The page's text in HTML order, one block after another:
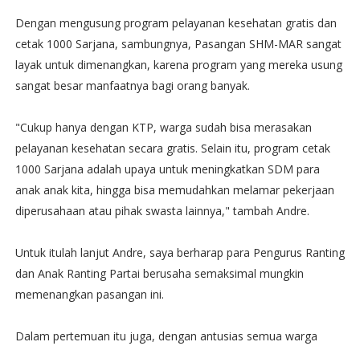
Dengan mengusung program pelayanan kesehatan gratis dan
cetak 1000 Sarjana, sambungnya, Pasangan SHM-MAR sangat
layak untuk dimenangkan, karena program yang mereka usung
sangat besar manfaatnya bagi orang banyak.
"Cukup hanya dengan KTP, warga sudah bisa merasakan
pelayanan kesehatan secara gratis. Selain itu, program cetak
1000 Sarjana adalah upaya untuk meningkatkan SDM para
anak anak kita, hingga bisa memudahkan melamar pekerjaan
diperusahaan atau pihak swasta lainnya," tambah Andre.
Untuk itulah lanjut Andre, saya berharap para Pengurus Ranting
dan Anak Ranting Partai berusaha semaksimal mungkin
memenangkan pasangan ini.
Dalam pertemuan itu juga, dengan antusias semua warga